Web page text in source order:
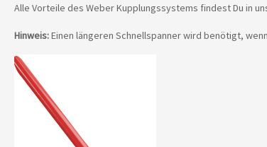
Alle Vorteile des Weber Kupplungssystems findest Du in
Hinweis:Einen längeren Schnellspanner wird benötigt,